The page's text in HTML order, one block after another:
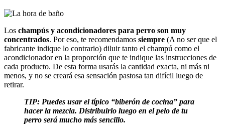
Los champús y acondicionadores para perro son muy
concentrados. Por eso, te recomendamos siempre (A no ser que el
fabricante indique lo contrario) diluir tanto el champú como el
acondicionador en la proporción que te indique las instrucciones de
cada producto. De esta forma usarás la cantidad exacta, ni más ni
menos, y no se creará esa sensación pastosa tan difícil luego de
retirar.
TIP: Puedes usar el típico “biberón de cocina” para
hacer la mezcla. Distribuirlo luego en el pelo de tu
perro será mucho más sencillo.